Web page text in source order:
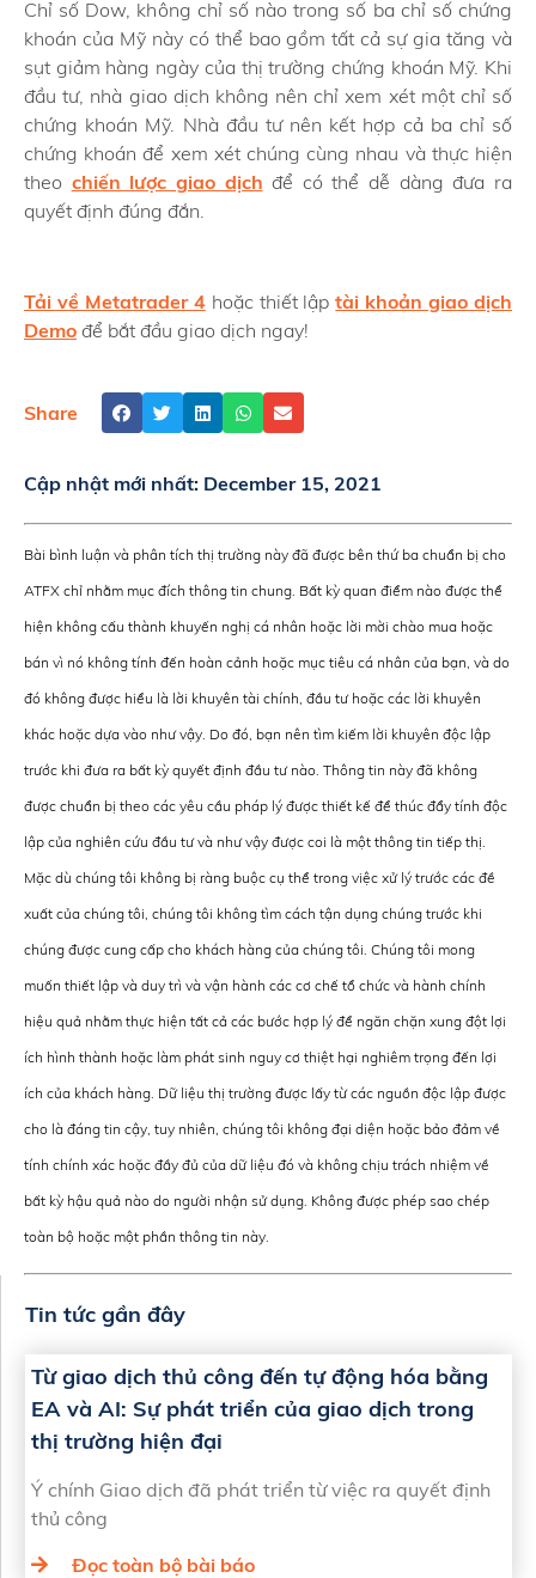
Chỉ số Dow, không chỉ số nào trong số ba chỉ số chứng
khoán của Mỹ này có thể bao gồm tất cả sự gia tăng và
sụt giảm hàng ngày của thị trường chứng khoán Mỹ. Khi
đầu tư, nhà giao dịch không nên chỉ xem xét một chỉ số
chứng khoán Mỹ. Nhà đầu tư nên kết hợp cả ba chỉ số
chứng khoán để xem xét chúng cùng nhau và thực hiện
theo chiến lược giao dịch để có thể dễ dàng đưa ra
quyết định đúng đắn.
Tải về Metatrader 4hoặc thiết lậptài khoản giao dịch
Demo để bắt đầu giao dịch ngay!
Share
Cập nhật mới nhất: December 15, 2021
Bài bình luận và phân tích thị trường này đã được bên thứ ba chuẩn bị cho
ATFX chỉ nhằm mục đích thông tin chung. Bất kỳ quan điểm nào được thể
hiện không cấu thành khuyến nghị cá nhân hoặc lời mời chào mua hoặc
bán vì nó không tính đến hoàn cảnh hoặc mục tiêu cá nhân của bạn, và do
đó không được hiểu là lời khuyên tài chính, đầu tư hoặc các lời khuyên
khác hoặc dựa vào như vậy. Do đó, bạn nên tìm kiếm lời khuyên độc lập
trước khi đưa ra bất kỳ quyết định đầu tư nào. Thông tin này đã không
được chuẩn bị theo các yêu cầu pháp lý được thiết kế để thúc đẩy tính độc
lập của nghiên cứu đầu tư và như vậy được coi là một thông tin tiếp thị.
Mặc dù chúng tôi không bị ràng buộc cụ thể trong việc xử lý trước các đề
xuất của chúng tôi, chúng tôi không tìm cách tận dụng chúng trước khi
chúng được cung cấp cho khách hàng của chúng tôi. Chúng tôi mong
muốn thiết lập và duy trì và vận hành các cơ chế tổ chức và hành chính
hiệu quả nhằm thực hiện tất cả các bước hợp lý để ngăn chặn xung đột lợi
ích hình thành hoặc làm phát sinh nguy cơ thiệt hại nghiêm trọng đến lợi
ích của khách hàng. Dữ liệu thị trường được lấy từ các nguồn độc lập được
cho là đáng tin cậy, tuy nhiên, chúng tôi không đại diện hoặc bảo đảm về
tính chính xác hoặc đầy đủ của dữ liệu đó và không chịu trách nhiệm về
bất kỳ hậu quả nào do người nhận sử dụng. Không được phép sao chép
toàn bộ hoặc một phần thông tin này.
Tin tức gần đây
Từ giao dịch thủ công đến tự động hóa bằng
EA và AI: Sự phát triển của giao dịch trong
thị trường hiện đại
Ý chính Giao dịch đã phát triển từ việc ra quyết định
thủ công
Đọc toàn bộ bài báo